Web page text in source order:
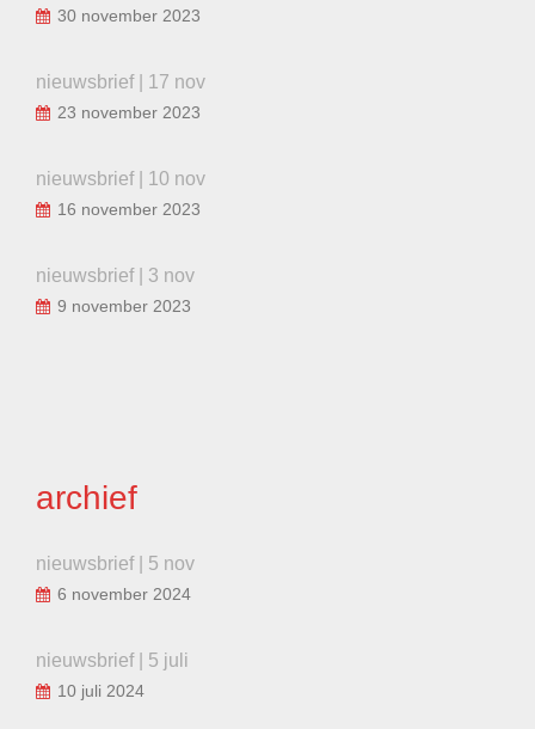
30 november 2023
nieuwsbrief | 17 nov
23 november 2023
nieuwsbrief | 10 nov
16 november 2023
nieuwsbrief | 3 nov
9 november 2023
archief
nieuwsbrief | 5 nov
6 november 2024
nieuwsbrief | 5 juli
10 juli 2024